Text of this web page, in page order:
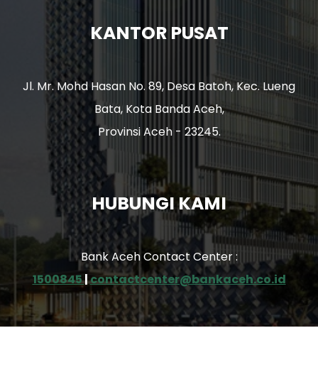
KANTOR PUSAT
Jl. Mr. Mohd Hasan No. 89, Desa Batoh, Kec. Lueng
Bata, Kota Banda Aceh,
Provinsi Aceh - 23245.
HUBUNGI KAMI
Bank Aceh Contact Center :
1500845|contactcenter@bankaceh.co.id